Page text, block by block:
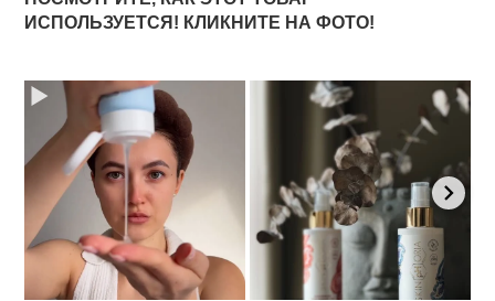
ИСПОЛЬЗУЕТСЯ! КЛИКНИТЕ НА ФОТО!